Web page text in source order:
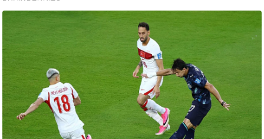
N
s
ला
इ
फ